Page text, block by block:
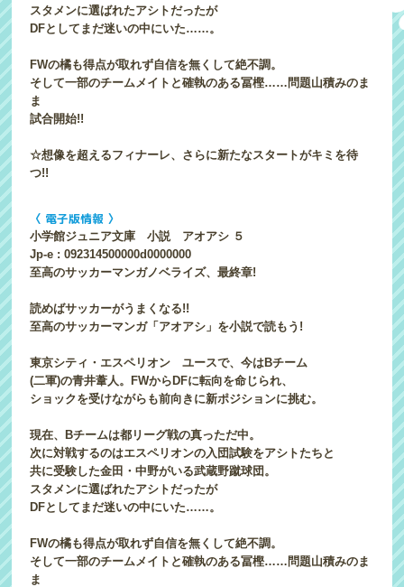
スタメンに選ばれたアシトだったが
DFとしてまだ迷いの中にいた……。
FWの橘も得点が取れず自信を無くして絶不調。
そして一部のチームメイトと確執のある冨樫……問題山積みのま
ま
試合開始!!
☆想像を超えるフィナーレ、さらに新たなスタートがキミを待
つ!!
〈 電子版情報 〉
小学館ジュニア文庫 小説 アオアシ ５
Jp-e : 092314500000d0000000
至高のサッカーマンガノベライズ、最終章!
読めばサッカーがうまくなる!!
至高のサッカーマンガ「アオアシ」を小説で読もう!
東京シティ・エスペリオン ユースで、今はBチーム
(二軍)の青井葦人。FWからDFに転向を命じられ、
ショックを受けながらも前向きに新ポジションに挑む。
現在、Bチームは都リーグ戦の真っただ中。
次に対戦するのはエスペリオンの入団試験をアシトたちと
共に受験した金田・中野がいる武蔵野蹴球団。
スタメンに選ばれたアシトだったが
DFとしてまだ迷いの中にいた……。
FWの橘も得点が取れず自信を無くして絶不調。
そして一部のチームメイトと確執のある冨樫……問題山積みのま
ま